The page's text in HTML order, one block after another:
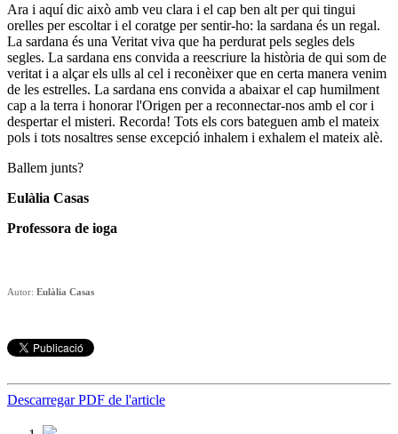
Ara i aquí dic això amb veu clara i el cap ben alt per qui tingui
orelles per escoltar i el coratge per sentir-ho: la sardana és un regal.
La sardana és una Veritat viva que ha perdurat pels segles dels
segles. La sardana ens convida a reescriure la història de qui som de
veritat i a alçar els ulls al cel i reconèixer que en certa manera venim
de les estrelles. La sardana ens convida a abaixar el cap humilment
cap a la terra i honorar l'Origen per a reconnectar-nos amb el cor i
despertar el misteri. Recorda! Tots els cors bateguen amb el mateix
pols i tots nosaltres sense excepció inhalem i exhalem el mateix alè.
Ballem junts?
Eulàlia Casas
Professora de ioga
Autor: Eulàlia Casas
Descarregar PDF de l'article